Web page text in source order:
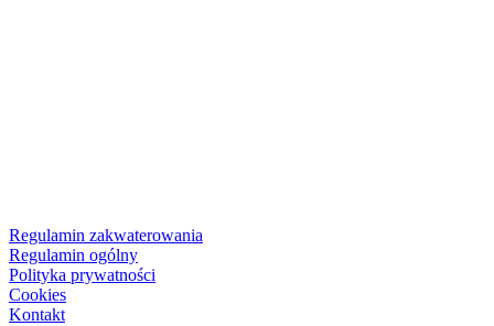
Regulamin zakwaterowania
Regulamin ogólny
Polityka prywatności
Cookies
Kontakt